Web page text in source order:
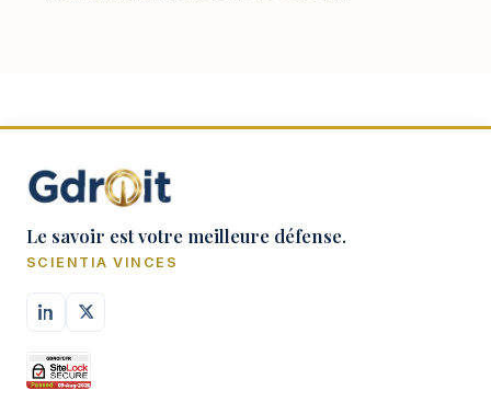
Le savoir est votre meilleure défense.
SCIENTIA VINCES